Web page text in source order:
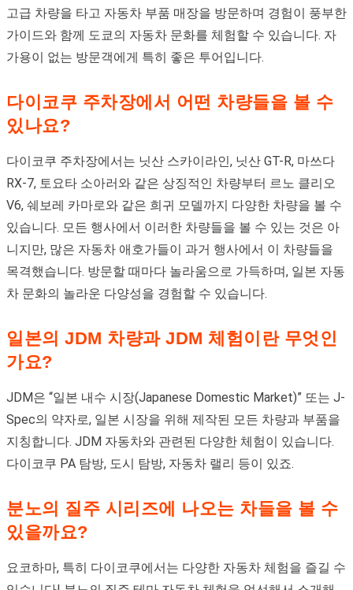
고급 차량을 타고 자동차 부품 매장을 방문하며 경험이 풍부한
가이드와 함께 도쿄의 자동차 문화를 체험할 수 있습니다. 자
가용이 없는 방문객에게 특히 좋은 투어입니다.
다이코쿠 주차장에서 어떤 차량들을 볼 수
있나요?
다이코쿠 주차장에서는 닛산 스카이라인, 닛산 GT-R, 마쓰다
RX-7, 토요타 소아러와 같은 상징적인 차량부터 르노 클리오
V6, 쉐보레 카마로와 같은 희귀 모델까지 다양한 차량을 볼 수
있습니다. 모든 행사에서 이러한 차량들을 볼 수 있는 것은 아
니지만, 많은 자동차 애호가들이 과거 행사에서 이 차량들을
목격했습니다. 방문할 때마다 놀라움으로 가득하며, 일본 자동
차 문화의 놀라운 다양성을 경험할 수 있습니다.
일본의 JDM 차량과 JDM 체험이란 무엇인
가요?
JDM은 “일본 내수 시장(Japanese Domestic Market)” 또는 J-
Spec의 약자로, 일본 시장을 위해 제작된 모든 차량과 부품을
지칭합니다. JDM 자동차와 관련된 다양한 체험이 있습니다.
다이코쿠 PA 탐방, 도시 탐방, 자동차 랠리 등이 있죠.
분노의 질주 시리즈에 나오는 차들을 볼 수
있을까요?
요코하마, 특히 다이코쿠에서는 다양한 자동차 체험을 즐길 수